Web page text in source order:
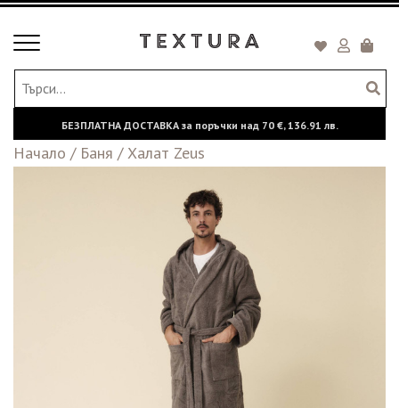
Toggle
БЕЗПЛАТНА ДОСТАВКА за поръчки над 70 €,136.91 лв.
Начало / Баня /Халат Zeus